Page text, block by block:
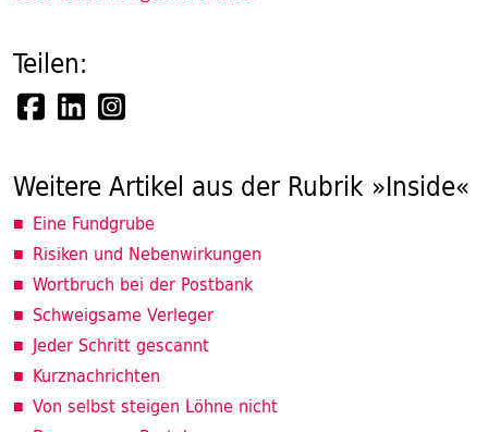
Teilen:
Weitere Artikel aus der Rubrik »Inside«
Eine Fundgrube
Risiken und Nebenwirkungen
Wortbruch bei der Postbank
Schweigsame Verleger
Jeder Schritt gescannt
Kurznachrichten
Von selbst steigen Löhne nicht